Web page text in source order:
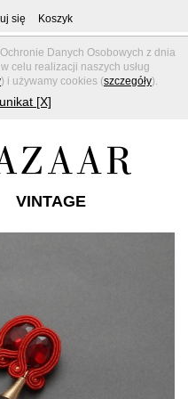
Danych Osobowych z dnia
celu realizacji naszych usług
) i używamy cookies (szczegóły).
[X]
się Koszyk
VINTAGE